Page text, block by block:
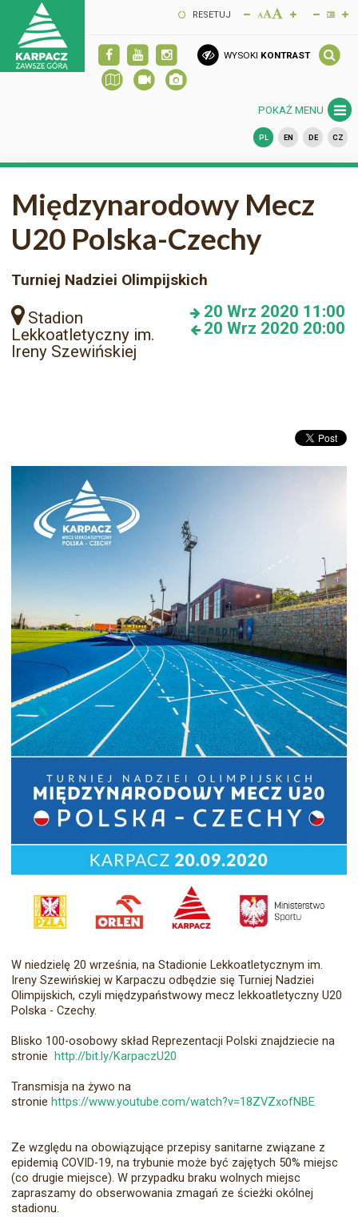
RESETUJ
WYSOKI KONTRAST
POKAŻ MENU
PL EN DE CZ
Międzynarodowy Mecz
U20 Polska-Czechy
Turniej Nadziei Olimpijskich
Stadion
Lekkoatletyczny im.
Ireny Szewińskiej
20 Wrz 2020 11:00
20 Wrz 2020 20:00
W niedzielę 20 września, na Stadionie Lekkoatletycznym im.
Ireny Szewińskiej w Karpaczu odbędzie się Turniej Nadziei
Olimpijskich, czyli międzypaństwowy mecz lekkoatletyczny U20
Polska - Czechy.
Blisko 100-osobowy skład Reprezentacji Polski znajdziecie na
stronie http://bit.ly/KarpaczU20
Transmisja na żywo na
stronie https://www.youtube.com/watch?v=18ZVZxofNBE
Ze względu na obowiązujące przepisy sanitarne związane z
epidemią COVID-19, na trybunie może być zajętych 50% miejsc
(co drugie miejsce). W przypadku braku wolnych miejsc
zapraszamy do obserwowania zmagań ze ścieżki okólnej
stadionu.